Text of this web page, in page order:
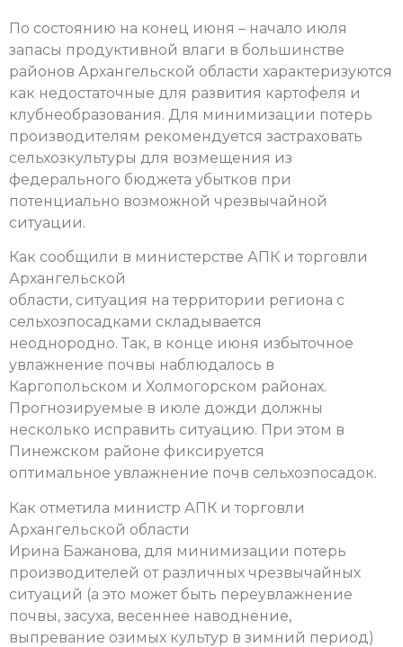
По состоянию на конец июня – начало июля
запасы продуктивной влаги в большинстве
районов Архангельской области характеризуются
как недостаточные для развития картофеля и
клубнеобразования. Для минимизации потерь
производителям рекомендуется застраховать
сельхозкультуры для возмещения из
федерального бюджета убытков при
потенциально возможной чрезвычайной
ситуации.
Как сообщили в министерстве АПК и торговли
Архангельской
области, ситуация на территории региона с
сельхозпосадками складывается
неоднородно. Так, в конце июня избыточное
увлажнение почвы наблюдалось в
Каргопольском и Холмогорском районах.
Прогнозируемые в июле дожди должны
несколько исправить ситуацию. При этом в
Пинежском районе фиксируется
оптимальное увлажнение почв сельхозпосадок.
Как отметила министр АПК и торговли
Архангельской области
Ирина Бажанова, для минимизации потерь
производителей от различных чрезвычайных
ситуаций (а это может быть переувлажнение
почвы, засуха, весеннее наводнение,
выпревание озимых культур в зимний период)